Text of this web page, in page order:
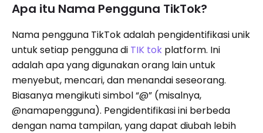
Apa itu Nama Pengguna TikTok?
Nama pengguna TikTok adalah pengidentifikasi unik
untuk setiap pengguna di TIK tok platform. Ini
adalah apa yang digunakan orang lain untuk
menyebut, mencari, dan menandai seseorang.
Biasanya mengikuti simbol “@” (misalnya,
@namapengguna). Pengidentifikasi ini berbeda
dengan nama tampilan, yang dapat diubah lebih